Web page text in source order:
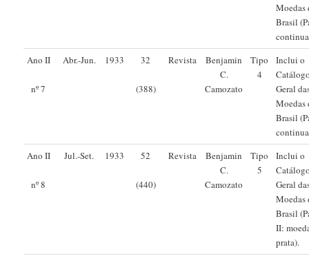
Moedas
Brasil
Ano II
nº 7
Abr.-Jun. 1933 32
(388)
Revista
Benjamin
C.
Camozato
Tipo
4
Inclui o
Geral
Moedas
Brasil
Ano II
nº 8
Jul.-Set. 1933 52
(440)
Revista
Benjamin
C.
Camozato
Tipo
5
Inclui o
Geral
Moedas
Brasil
II:
prata).